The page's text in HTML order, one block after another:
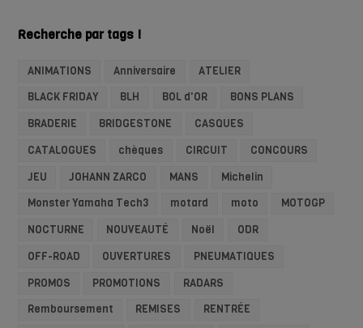
Recherche par tags !
ANIMATIONS Anniversaire
ATELIER
BLACK FRIDAY
BLH BOL d'OR
BONS PLANS
BRADERIE
BRIDGESTONE
CASQUES
CATALOGUES
chèques CIRCUIT
CONCOURS
JEU
JOHANN ZARCO MANS
Michelin
Monster Yamaha Tech3
motard moto
MOTOGP
NOCTURNE
NOUVEAUTÉ Noël
ODR
OFF-ROAD
OUVERTURES
PNEUMATIQUES
PROMOS
PROMOTIONS
RADARS
Remboursement
REMISES
RENTRÉE